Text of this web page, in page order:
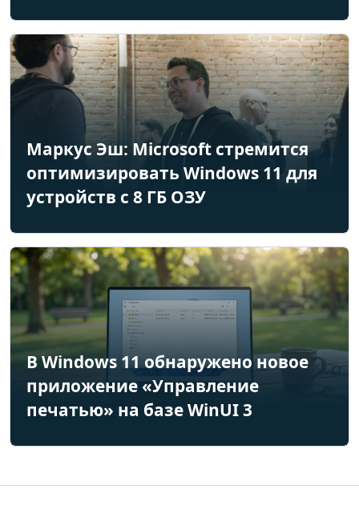
Маркус Эш: Microsoft стремится
оптимизировать Windows 11 для
устройств с 8 ГБ ОЗУ
В Windows 11 обнаружено новое
приложение «Управление
печатью» на базе WinUI 3